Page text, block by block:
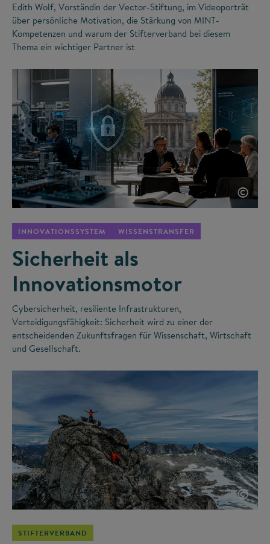
Edith Wolf, Vorständin der Vector-Stiftung, im Videoporträt
über persönliche Motivation, die Stärkung von MINT-
Kompetenzen und warum der Stifterverband bei diesem
Thema ein wichtiger Partner ist
©
INNOVATIONSSYSTEM WISSENSTRANSFER
Sicherheit als
Innovationsmotor
Cybersicherheit, resiliente Infrastrukturen,
Verteidigungsfähigkeit: Sicherheit wird zu einer der
entscheidenden Zukunftsfragen für Wissenschaft, Wirtschaft
und Gesellschaft.
©
STIFTERVERBAND